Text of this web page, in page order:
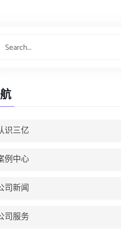
识三亿
例中心
司新闻
司服务